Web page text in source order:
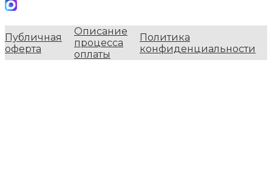
Публичная
оферта
Описание
процесса
оплаты
Политика
конфиденциальности